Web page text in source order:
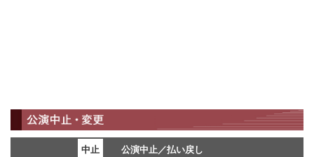
中止 公演中止／払い戻し